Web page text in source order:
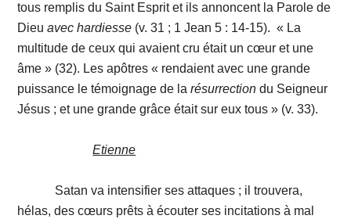
tous remplis du Saint Esprit et ils annoncent la Parole de
Dieuavec hardiesse (v. 31 ; 1 Jean 5 : 14-15). « La
multitude de ceux qui avaient cru était un cœur et une
âme » (32). Les apôtres « rendaient avec une grande
puissance le témoignage de larésurrection du Seigneur
Jésus ; et une grande grâce était sur eux tous » (v. 33).
Etienne
Satan va intensifier ses attaques ; il trouvera,
hélas, des cœurs prêts à écouter ses incitations à mal